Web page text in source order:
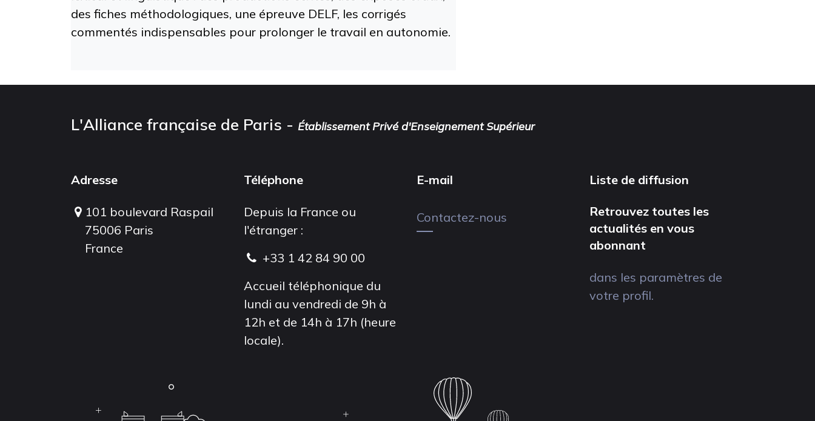
des fiches méthodologiques, une épreuve DELF, les corrigés
commentés indispensables pour prolonger le travail en autonomie.
L'Alliance française de Paris - Établissement Privé d'Enseignement Supérieur
Adresse
101 boulevard Raspail
75006 Paris
France
Téléphone
Depuis la France ou
l'étranger :
+33 1 42 84 90 00
Accueil téléphonique du
lundi au vendredi de 9h à
12h et de 14h à 17h (heure
locale).
E-mail
Contactez-nous
Liste de diffusion
Retrouvez toutes les
actualités en vous
abonnant
dans les paramètres de
votre profil.